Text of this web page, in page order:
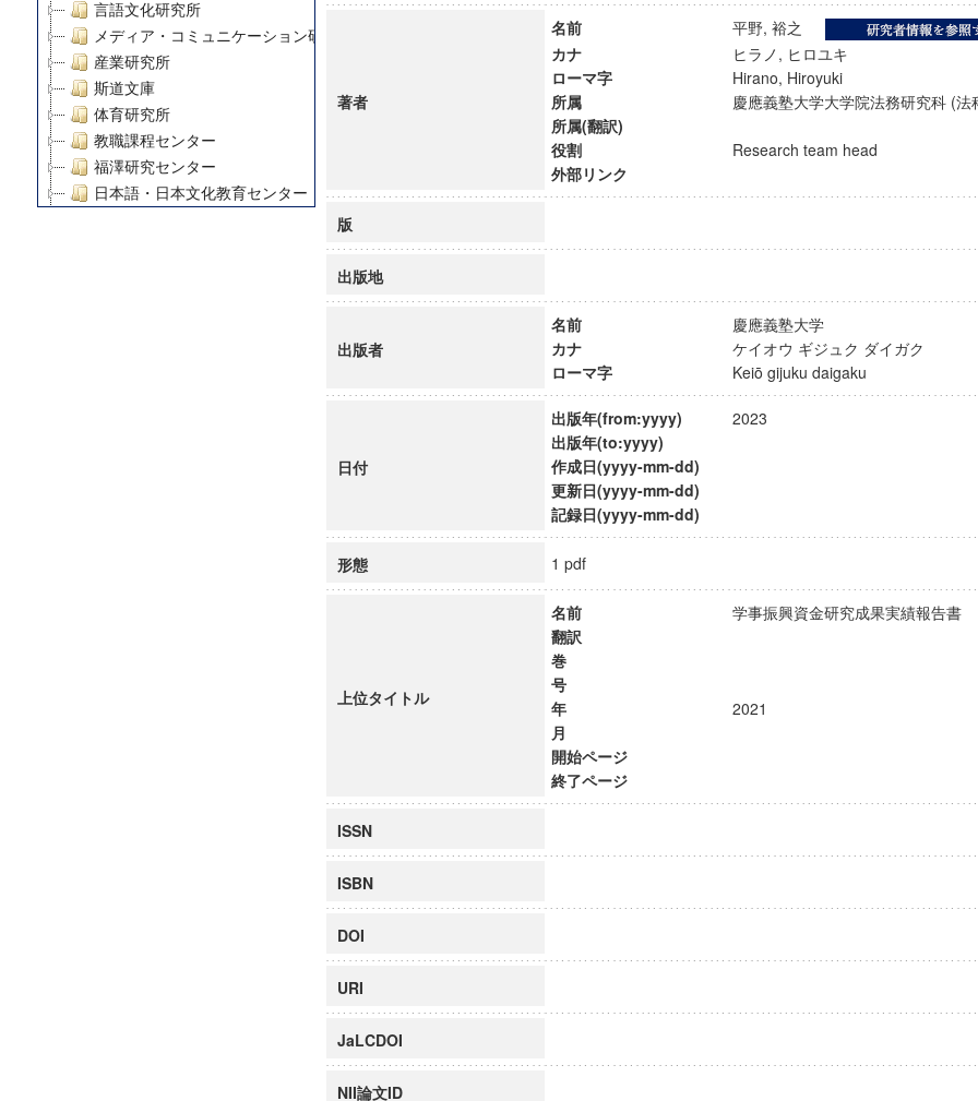
言語文化研究所
メディア・コミュニケーション研究所
産業研究所
斯道文庫
体育研究所
教職課程センター
福澤研究センター
日本語・日本文化教育センター
デジタルメディア・コンテンツ統合研究センター
グローバルリサーチインスティテュート
慶應義塾大学グローバルCOEプログラム論理と感性の先端的教育研究拠点
博士課程教育リーディングプログラム「超成熟社会発展のサイエンス」
著者
名前
平野, 裕之
カナ
ヒラノ, ヒロユキ
ローマ字
Hirano, Hiroyuki
所属
慶應義塾大学大学院法務研究科 (
所属(翻訳)
役割
Research team head
外部リンク
版
出版地
出版者
名前
慶應義塾大学
カナ
ケイオウ ギジュク ダイガク
ローマ字
Keiō gijuku daigaku
日付
出版年(from:yyyy)
2023
出版年(to:yyyy)
作成日(yyyy-mm-dd)
更新日(yyyy-mm-dd)
記録日(yyyy-mm-dd)
形態 1 pdf
上位タイトル
名前
学事振興資金研究成果実績報告
翻訳
巻
号
年
2021
月
開始ページ
終了ページ
ISSN
ISBN
DOI
URI
JaLCDOI
NII論文ID